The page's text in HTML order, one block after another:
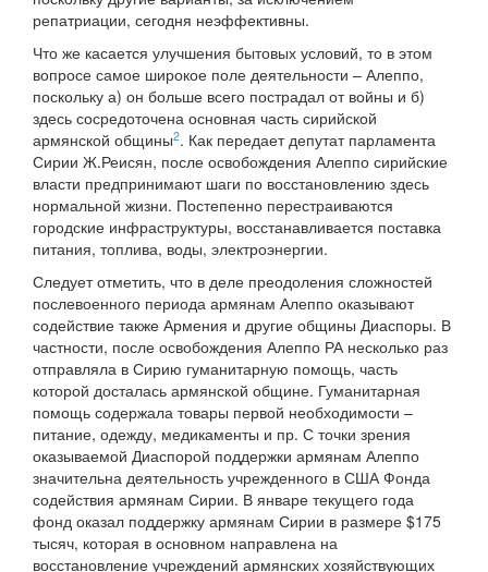
репатриации, сегодня неэффективны.
Что же касается улучшения бытовых условий, то в этом
вопросе самое широкое поле деятельности – Алеппо,
поскольку а) он больше всего пострадал от войны и б)
здесь сосредоточена основная часть сирийской
армянской общины2. Как передает депутат парламента
Сирии Ж.Реисян, после освобождения Алеппо сирийские
власти предпринимают шаги по восстановлению здесь
нормальной жизни. Постепенно перестраиваются
городские инфраструктуры, восстанавливается поставка
питания, топлива, воды, электроэнергии.
Следует отметить, что в деле преодоления сложностей
послевоенного периода армянам Алеппо оказывают
содействие также Армения и другие общины Диаспоры. В
частности, после освобождения Алеппо РА несколько раз
отправляла в Сирию гуманитарную помощь, часть
которой досталась армянской общине. Гуманитарная
помощь содержала товары первой необходимости –
питание, одежду, медикаменты и пр. С точки зрения
оказываемой Диаспорой поддержки армянам Алеппо
значительна деятельность учрежденного в США Фонда
содействия армянам Сирии. В январе текущего года
фонд оказал поддержку армянам Сирии в размере $175
тысяч, которая в основном направлена на
восстановление учреждений армянских хозяйствующих